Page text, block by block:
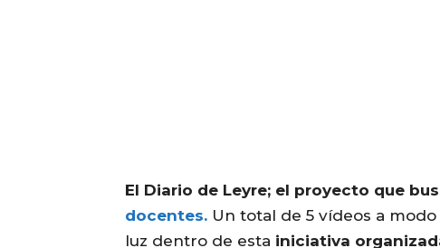
El Diario de Leyre; el proyecto que
docentes. Un total de 5 vídeos a
luz dentro de esta iniciativa